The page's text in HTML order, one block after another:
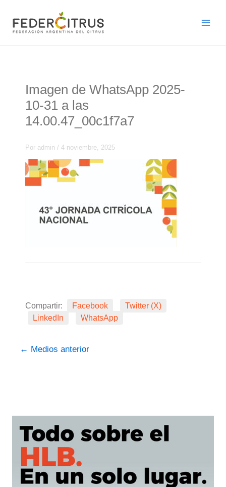
contenido
Imagen de WhatsApp 2025-
10-31 a las
14.00.47_00c1f7a7
Por admin/4 noviembre, 2025
Compartir: Facebook
Twitter (X)
LinkedIn
WhatsApp
← Medios anterior